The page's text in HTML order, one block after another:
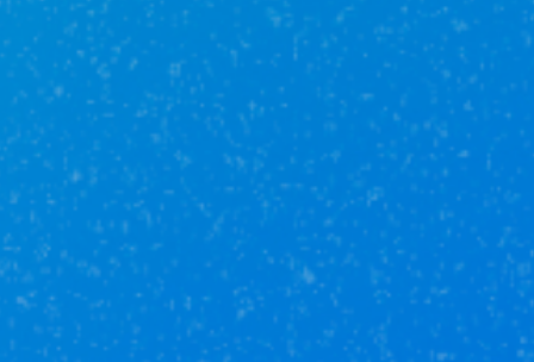
Загородное
строительство
Подробнее